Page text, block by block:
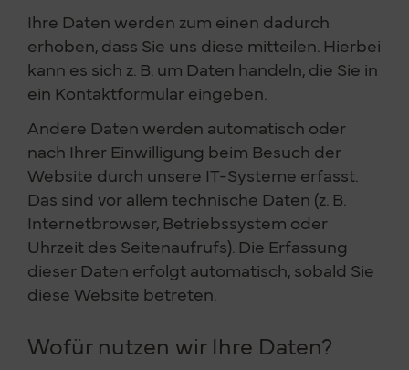
Ihre Daten werden zum einen dadurch
erhoben, dass Sie uns diese mitteilen. Hierbei
kann es sich z. B. um Daten handeln, die Sie in
ein Kontaktformular eingeben.
Andere Daten werden automatisch oder
nach Ihrer Einwilligung beim Besuch der
Website durch unsere IT-Systeme erfasst.
Das sind vor allem technische Daten (z. B.
Internetbrowser, Betriebssystem oder
Uhrzeit des Seitenaufrufs). Die Erfassung
dieser Daten erfolgt automatisch, sobald Sie
diese Website betreten.
Wofür nutzen wir Ihre Daten?